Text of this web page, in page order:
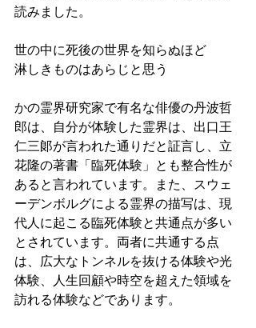
読みました。
世の中に死後の世界を知らぬほど
淋しきものはあらじと思う
かの霊界研究家で有名な俳優の丹波哲
郎は、自分が体験した霊界は、出口王
仁三郞が言われた通りだと証言し、立
花隆の著書「臨死体験」とも整合性が
あると言われています。また、スウェ
ーデンボルグによる霊界の描写は、現
代人に起こる臨死体験と共通点が多い
とされています。両者に共通する点
は、広大なトンネルを抜ける体験や光
体験、人生回顧や時空を超えた領域を
訪れる体験などであります。